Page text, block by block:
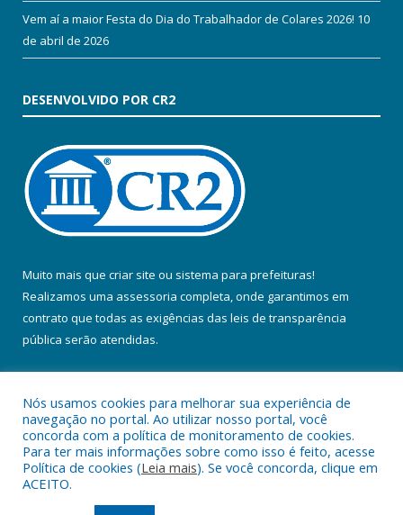
Vem aí a maior Festa do Dia do Trabalhador de Colares 2026! 10
de abril de 2026
DESENVOLVIDO POR CR2
Muito mais que criar site ou sistema para prefeituras!
Realizamos uma assessoria completa, onde garantimos em
contrato que todas as exigências das leis de transparência
pública serão atendidas.
Todos os direitos reservados a Prefeitura Municipal de Colares.
Nós usamos cookies para melhorar sua experiência de
navegação no portal. Ao utilizar nosso portal, você
concorda com a política de monitoramento de cookies.
Para ter mais informações sobre como isso é feito, acesse
Política de cookies (Leia mais). Se você concorda, clique em
ACEITO.